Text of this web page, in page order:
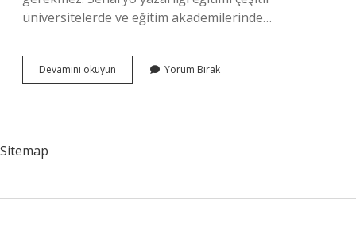
üniversitelerde ve eğitim akademilerinde…
Devamını okuyun Senarist
Hangi
Yorum Bırak
Sitemap